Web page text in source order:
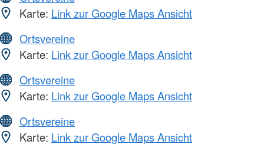
Karte: Link zur Google Maps Ansicht
Ortsvereine
Karte: Link zur Google Maps Ansicht
Ortsvereine
Karte: Link zur Google Maps Ansicht
Ortsvereine
Karte: Link zur Google Maps Ansicht